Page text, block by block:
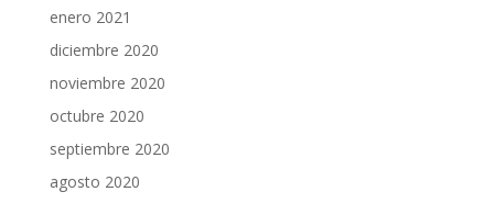
enero 2021
diciembre 2020
noviembre 2020
octubre 2020
septiembre 2020
agosto 2020